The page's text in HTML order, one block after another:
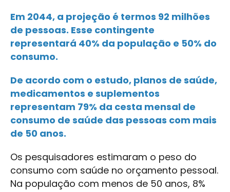
Em 2044, a projeção é termos 92 milhões
de pessoas. Esse contingente
representará 40% da população e 50% do
consumo.
De acordo com o estudo, planos de saúde,
medicamentos e suplementos
representam 79% da cesta mensal de
consumo de saúde das pessoas com mais
de 50 anos.
Os pesquisadores estimaram o peso do
consumo com saúde no orçamento pessoal.
Na população com menos de 50 anos, 8%